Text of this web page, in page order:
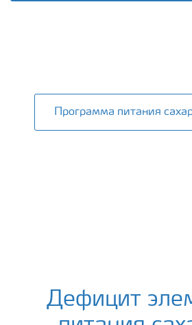
Программа питания
Дефицит